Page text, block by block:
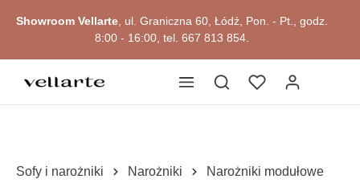
zawartości
Showroom Vellarte , ul. Graniczna 60, Łódź, Pon. - Pt., godz.
8:00 - 16:00, tel. 667 813 854.
Sofy i narożniki Narożniki Narożniki modułowe